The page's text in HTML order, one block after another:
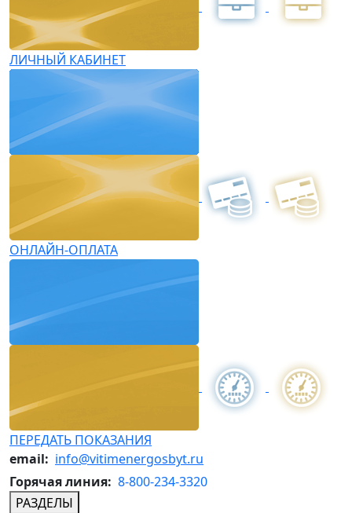
ЛИЧНЫЙ КАБИНЕТ
ОНЛАЙН-ОПЛАТА
ПЕРЕДАТЬ ПОКАЗАНИЯ
email: info@vitimenergosbyt.ru
Горячая линия: 8-800-234-3320
РАЗДЕЛЫ